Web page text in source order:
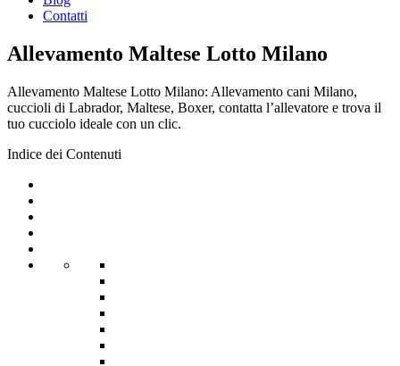
Contatti
Allevamento Maltese Lotto Milano
Allevamento Maltese Lotto Milano: Allevamento cani Milano,
cuccioli di Labrador, Maltese, Boxer, contatta l’allevatore e trova il
tuo cucciolo ideale con un clic.
Indice dei Contenuti